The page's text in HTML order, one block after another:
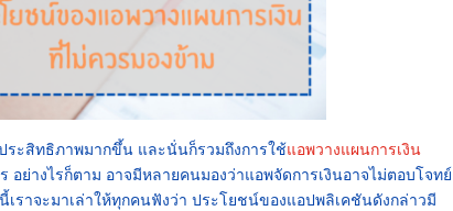
ระสิทธิภาพมากขึ้น และนั่นก็รวมถึงการใช้แอพวางแผนการเงิน
อย่างไรก็ตาม อาจมีหลายคนมองว่าแอพจัดการเงินอาจไม่ตอบโจทย์
ราจะมาเล่าให้ทุกคนฟังว่า ประโยชน์ของแอปพลิเคชันดังกล่าวมี